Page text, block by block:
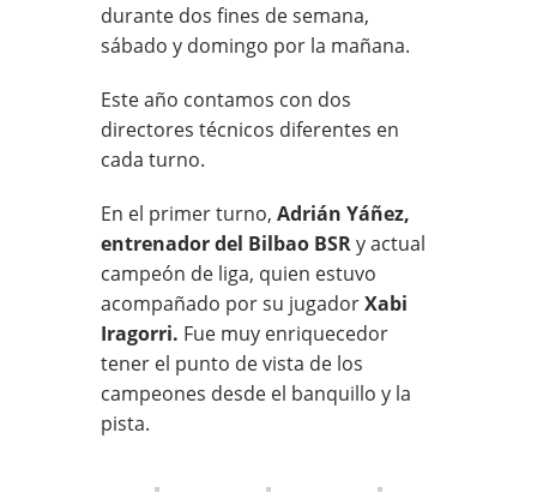
durante dos fines de semana,
sábado y domingo por la mañana.
Este año contamos con dos
directores técnicos diferentes en
cada turno.
En el primer turno, Adrián Yáñez,
entrenador del Bilbao BSRy actual
campeón de liga, quien estuvo
acompañado por su jugadorXabi
Iragorri. Fue muy enriquecedor
tener el punto de vista de los
campeones desde el banquillo y la
pista.